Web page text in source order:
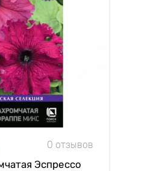
0 отзывов
Эспрессо